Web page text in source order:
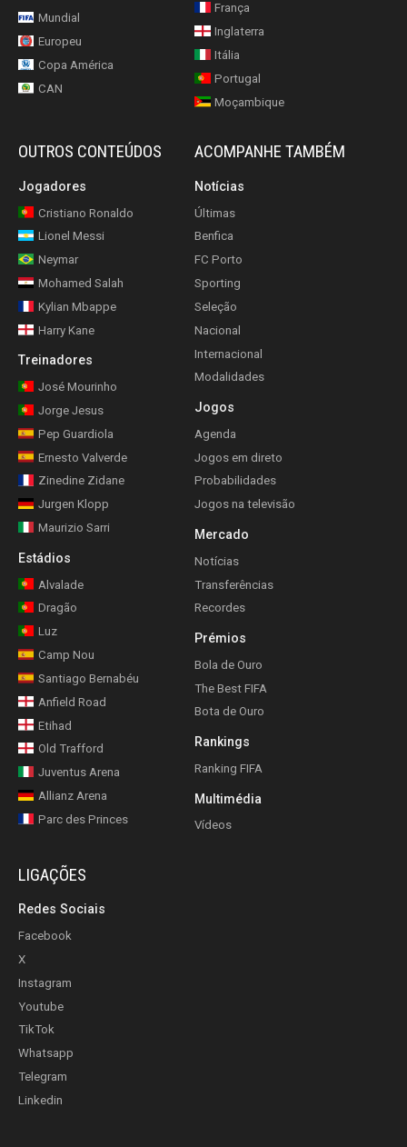
Mundial
Europeu
Copa América
CAN
França
Inglaterra
Itália
Portugal
Moçambique
OUTROS CONTEÚDOS
Jogadores
Cristiano Ronaldo
Lionel Messi
Neymar
Mohamed Salah
Kylian Mbappe
Harry Kane
Treinadores
José Mourinho
Jorge Jesus
Pep Guardiola
Ernesto Valverde
Zinedine Zidane
Jurgen Klopp
Maurizio Sarri
Estádios
Alvalade
Dragão
Luz
Camp Nou
Santiago Bernabéu
Anfield Road
Etihad
Old Trafford
Juventus Arena
Allianz Arena
Parc des Princes
ACOMPANHE TAMBÉM
Notícias
Últimas
Benfica
FC Porto
Sporting
Seleção
Nacional
Internacional
Modalidades
Jogos
Agenda
Jogos em direto
Probabilidades
Jogos na televisão
Mercado
Notícias
Transferências
Recordes
Prémios
Bola de Ouro
The Best FIFA
Bota de Ouro
Rankings
Ranking FIFA
Multimédia
Vídeos
LIGAÇÕES
Redes Sociais
Facebook
X
Instagram
Youtube
TikTok
Whatsapp
Telegram
Linkedin